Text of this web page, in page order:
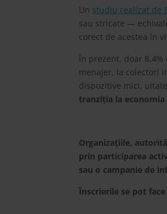
Un studiu realizat de
sau stricate —
corect de acestea în
În prezent, doar
menajer, la colectori
dispozitive mici,
tranziția la economia
Organizațiile,
prin participarea
sau o campanie de
Înscrierile se pot face